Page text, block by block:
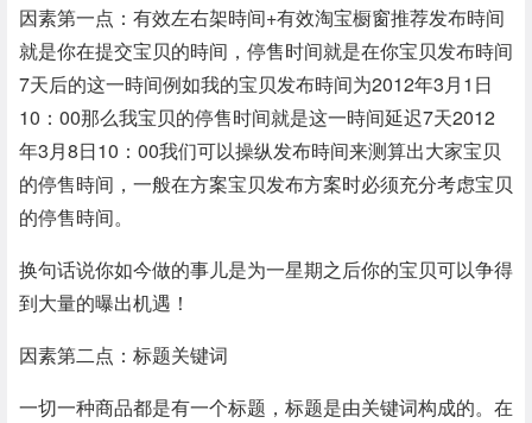
因素第一点：有效左右架時间+有效淘宝橱窗推荐发布時间
就是你在提交宝贝的時间，停售时间就是在你宝贝发布時间
7天后的这一時间例如我的宝贝发布時间为2012年3月1日
10：00那么我宝贝的停售时间就是这一時间延迟7天2012
年3月8日10：00我们可以操纵发布時间来测算出大家宝贝
的停售時间，一般在方案宝贝发布方案时必须充分考虑宝贝
的停售時间。
换句话说你如今做的事儿是为一星期之后你的宝贝可以争得
到大量的曝出机遇！
因素第二点：标题关键词
一切一种商品都是有一个标题，标题是由关键词构成的。在